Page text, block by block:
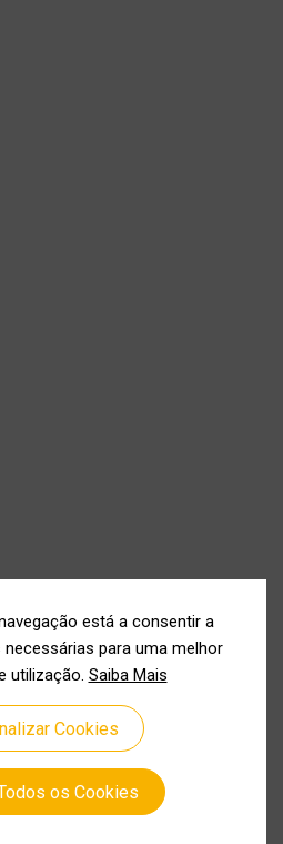
está a consentir a
para uma melhor
utilização. Saiba Mais
Cookies
os Cookies